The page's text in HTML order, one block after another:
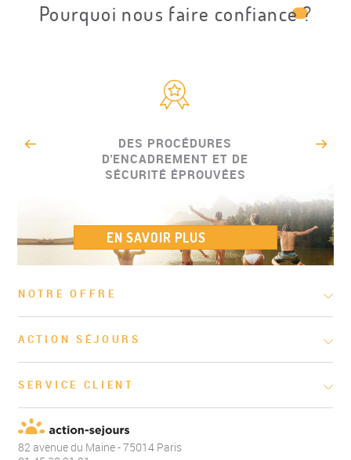
Pourquoi nous faire confiance ?
DES PROCÉDURES
D'ENCADREMENT ET DE
SÉCURITÉ ÉPROUVÉES
EN SAVOIR PLUS
NOTRE OFFRE
ACTION SÉJOURS
SERVICE CLIENT
82 avenue du Maine - 75014 Paris